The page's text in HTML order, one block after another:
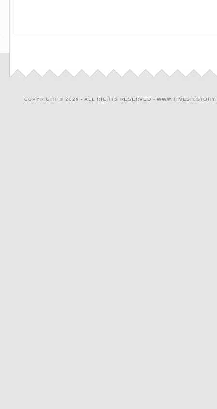
COPYRIGHT © 2026 - ALL RIGHTS RESERVED -